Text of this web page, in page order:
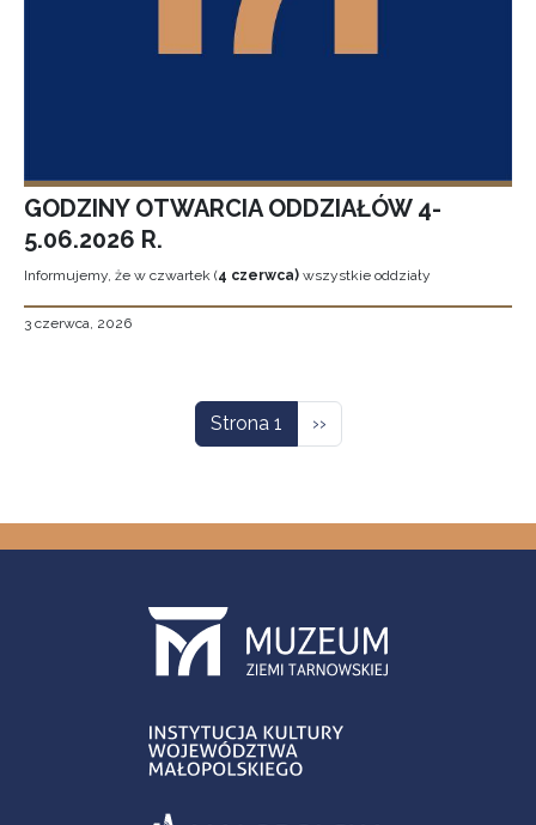
GODZINY OTWARCIA ODDZIAŁÓW 4-
5.06.2026 R.
Informujemy, że w czwartek (4 czerwca) wszystkie oddziały
3 czerwca, 2026
Strona 1 Następna strona
››